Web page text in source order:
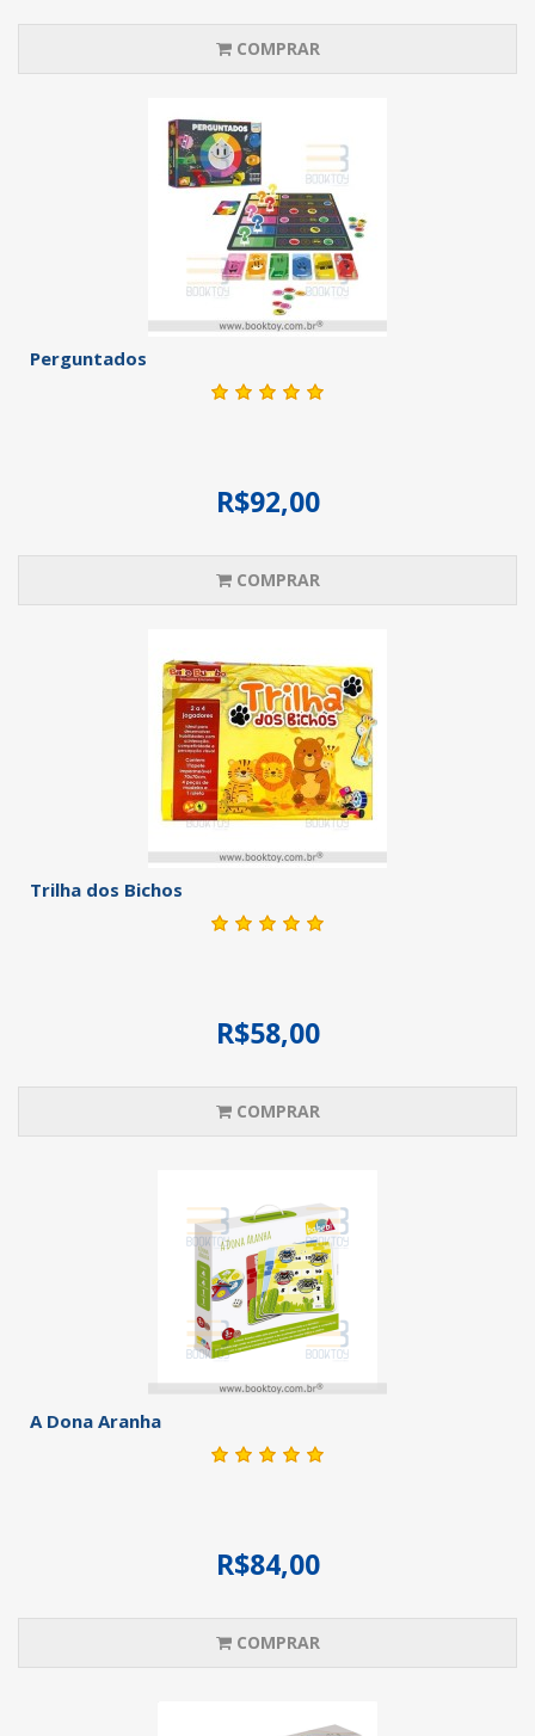
COMPRAR
Perguntados
R$92,00
COMPRAR
Trilha dos Bichos
R$58,00
COMPRAR
A Dona Aranha
R$84,00
COMPRAR